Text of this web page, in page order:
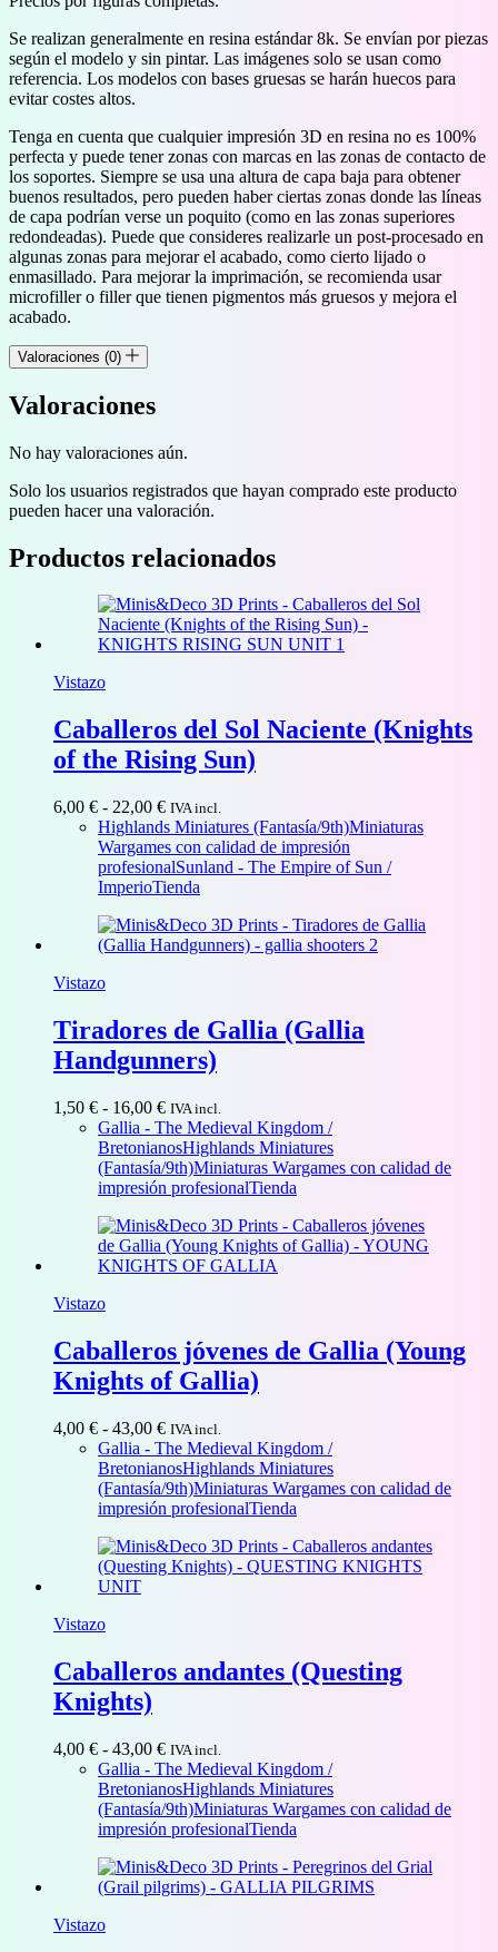
Se realizan generalmente en resina estándar 8k. Se envían por piezas
según el modelo y sin pintar. Las imágenes solo se usan como
referencia. Los modelos con bases gruesas se harán huecos para
evitar costes altos.
Tenga en cuenta que cualquier impresión 3D en resina no es 100%
perfecta y puede tener zonas con marcas en las zonas de contacto de
los soportes. Siempre se usa una altura de capa baja para obtener
buenos resultados, pero pueden haber ciertas zonas donde las líneas
de capa podrían verse un poquito (como en las zonas superiores
redondeadas). Puede que consideres realizarle un post-procesado en
algunas zonas para mejorar el acabado, como cierto lijado o
enmasillado. Para mejorar la imprimación, se recomienda usar
microfiller o filler que tienen pigmentos más gruesos y mejora el
acabado.
Valoraciones (0)
Valoraciones
No hay valoraciones aún.
Solo los usuarios registrados que hayan comprado este producto
pueden hacer una valoración.
Productos relacionados
Vistazo
Caballeros del Sol Naciente (Knights
of the Rising Sun)
6,00 € - 22,00 €Rango
de
precios:
desde
6,00 €
22,00 €
IVA incl.
Highlands Miniatures (Fantasía/9th)Miniaturas
Wargames con calidad de impresión
profesionalSunland - The Empire of Sun /
ImperioTienda
Vistazo
Tiradores de Gallia (Gallia
Handgunners)
1,50 € - 16,00 €Rango
de
precios:
desde
1,50 €
16,00 €
IVA incl.
Gallia - The Medieval Kingdom /
BretonianosHighlands Miniatures
(Fantasía/9th)Miniaturas Wargames con calidad de
impresión profesionalTienda
Vistazo
Caballeros jóvenes de Gallia (Young
Knights of Gallia)
4,00 € - 43,00 €Rango
de
precios:
desde
4,00 €
43,00 €
IVA incl.
Gallia - The Medieval Kingdom /
BretonianosHighlands Miniatures
(Fantasía/9th)Miniaturas Wargames con calidad de
impresión profesionalTienda
Vistazo
Caballeros andantes (Questing
Knights)
4,00 € - 43,00 €Rango
de
precios:
desde
4,00 €
43,00 €
IVA incl.
Gallia - The Medieval Kingdom /
BretonianosHighlands Miniatures
(Fantasía/9th)Miniaturas Wargames con calidad de
impresión profesionalTienda
Vistazo